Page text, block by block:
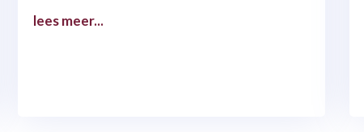
lees meer...